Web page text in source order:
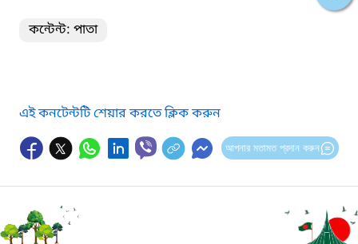
কন্টেন্ট: পাতা
এই কনটেন্টটি শেয়ার করতে ক্লিক করুন
আপনার মতামত প্রদান করুন